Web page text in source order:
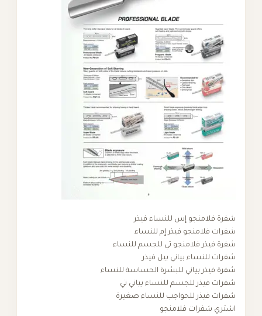
شفرة فلامنجو إس للنساء فيذر
شفرات فلامنجو فيذر إم للنساء
شفرة فيذر فلامنجو تي للجسم للنساء
شفرات للنساء بياني بيل فيذر
شفرة فيذر بياني للبشرة الحساسة للنساء
شفرات فيذر للجسم للنساء بياني تي
شفرات فيذر للحواجب للنساء صغيرة
اشتري شفرات فلامنجو